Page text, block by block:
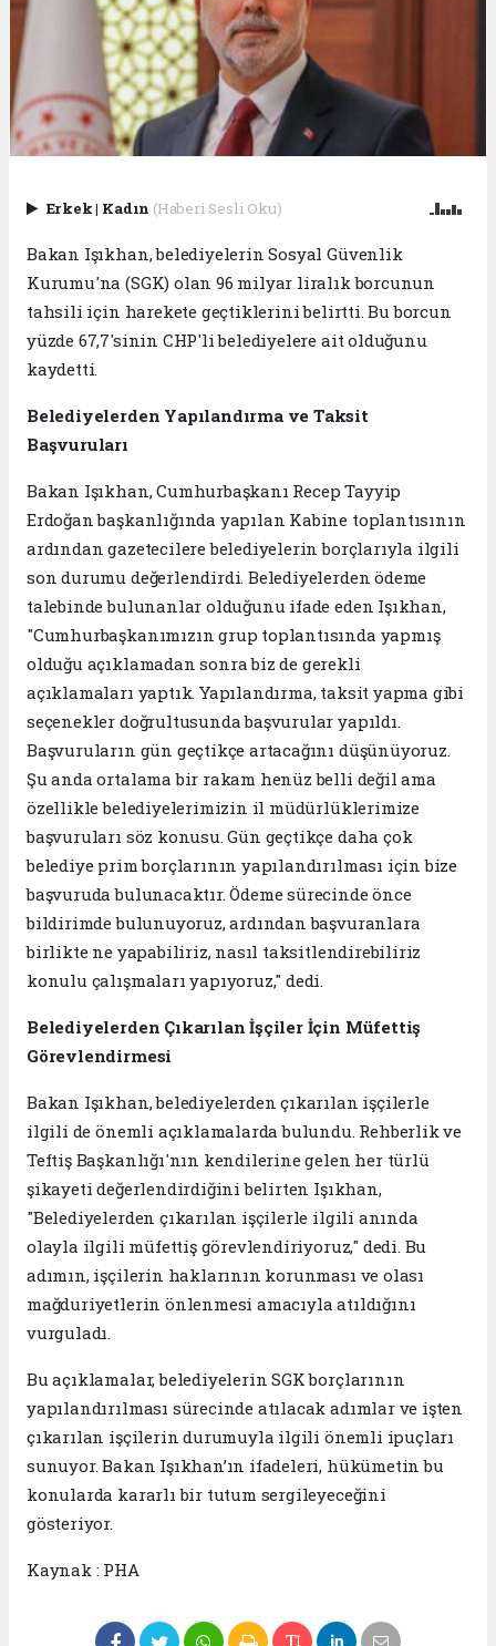
Erkek| Kadın (Haberi Sesli Oku)
Bakan Işıkhan, belediyelerin Sosyal Güvenlik
Kurumu'na (SGK) olan 96 milyar liralık borcunun
tahsili için harekete geçtiklerini belirtti. Bu borcun
yüzde 67,7'sinin CHP'li belediyelere ait olduğunu
kaydetti.
Belediyelerden Yapılandırma ve Taksit
Başvuruları
Bakan Işıkhan, Cumhurbaşkanı Recep Tayyip
Erdoğan başkanlığında yapılan Kabine toplantısının
ardından gazetecilere belediyelerin borçlarıyla ilgili
son durumu değerlendirdi. Belediyelerden ödeme
talebinde bulunanlar olduğunu ifade eden Işıkhan,
"Cumhurbaşkanımızın grup toplantısında yapmış
olduğu açıklamadan sonra biz de gerekli
açıklamaları yaptık. Yapılandırma, taksit yapma gibi
seçenekler doğrultusunda başvurular yapıldı.
Başvuruların gün geçtikçe artacağını düşünüyoruz.
Şu anda ortalama bir rakam henüz belli değil ama
özellikle belediyelerimizin il müdürlüklerimize
başvuruları söz konusu. Gün geçtikçe daha çok
belediye prim borçlarının yapılandırılması için bize
başvuruda bulunacaktır. Ödeme sürecinde önce
bildirimde bulunuyoruz, ardından başvuranlara
birlikte ne yapabiliriz, nasıl taksitlendirebiliriz
konulu çalışmaları yapıyoruz," dedi.
Belediyelerden Çıkarılan İşçiler İçin Müfettiş
Görevlendirmesi
Bakan Işıkhan, belediyelerden çıkarılan işçilerle
ilgili de önemli açıklamalarda bulundu. Rehberlik ve
Teftiş Başkanlığı'nın kendilerine gelen her türlü
şikayeti değerlendirdiğini belirten Işıkhan,
"Belediyelerden çıkarılan işçilerle ilgili anında
olayla ilgili müfettiş görevlendiriyoruz," dedi. Bu
adımın, işçilerin haklarının korunması ve olası
mağduriyetlerin önlenmesi amacıyla atıldığını
vurguladı.
Bu açıklamalar, belediyelerin SGK borçlarının
yapılandırılması sürecinde atılacak adımlar ve işten
çıkarılan işçilerin durumuyla ilgili önemli ipuçları
sunuyor. Bakan Işıkhan’ın ifadeleri, hükümetin bu
konularda kararlı bir tutum sergileyeceğini
gösteriyor.
Kaynak : PHA